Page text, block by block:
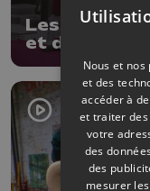
Les
et de style !
Nous et
et des
accéder à
et traiter
votre
des
des
mesurer